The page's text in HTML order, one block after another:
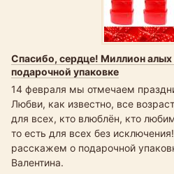
Спасибо, сердце! Миллион алых
подарочной упаковке
14 февраля мы отмечаем
Любви, как известно, все
для всех, кто влюблён, кто
то есть для всех без
расскажем о подарочной
Валентина.